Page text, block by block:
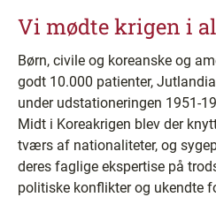
Vi mødte krigen i
Børn, civile og koreanske og
godt 10.000 patienter,
under udstationeringen 1951-
Midt i Koreakrigen blev der
tværs af nationaliteter, og
deres faglige ekspertise på
politiske konflikter og ukendte